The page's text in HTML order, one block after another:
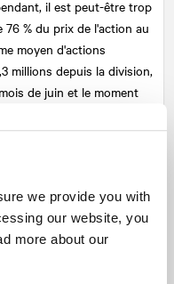
we provide you with
our website, you
more about our
il est peut-être trop
% du prix de l'action au
moyen d'actions
millions depuis la division,
de juin et le moment
une moyenne de 22 740
contre 7 446
Cela pourrait
d'actions de